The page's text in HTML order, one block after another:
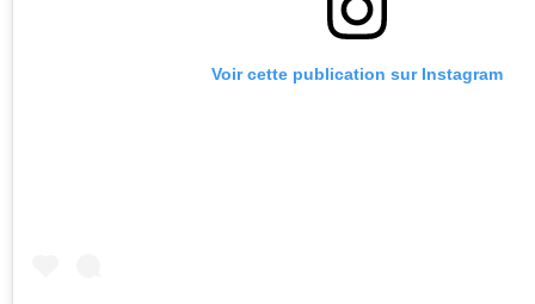
Voir cette publication sur Instagram